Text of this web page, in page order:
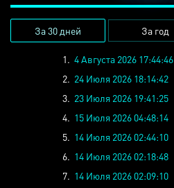
За 30 дней За год
1. 4 Августа 2026 17:44:46
2. 24 Июля 2026 18:14:42
3. 23 Июля 2026 19:41:25
4. 15 Июля 2026 04:48:14
5. 14 Июля 2026 02:44:10
6. 14 Июля 2026 02:18:48
7. 14 Июля 2026 02:09:10